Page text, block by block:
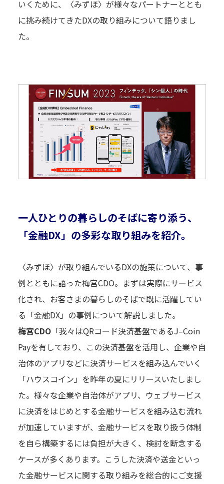
いくために、〈みずほ〉が様々なパートナーととも
に挑み続けてきたDXの取り組みについて語りまし
た。
一人ひとりの暮らしのそばに寄り添う、
「金融DX」の多彩な取り組みを紹介。
〈みずほ〉が取り組んでいるDXの施策について、事
例とともに語った梅宮CDO。まずは実際にサービス
化され、お客さまの暮らしのそばで既に活躍してい
る「金融DX」の事例について解説しました。
梅宮CDO「我々はQRコード決済基盤であるJ–Coin
Payを有しており、この決済基盤を活用し、企業や自
治体のアプリなどに決済サービスを組み込んでいく
「ハウスコイン」を昨年の夏にリリースいたしまし
た。様々な企業や自治体がアプリ、ウェブサービス
に決済をはじめとする金融サービスを組み込む流れ
が加速していますが、金融サービスを取り扱う体制
を自ら構築するには負担が大きく、検討を断念する
ケースが多くあります。こうした決済や送金といっ
た金融サービスに関する取り組みを総合的にご支援